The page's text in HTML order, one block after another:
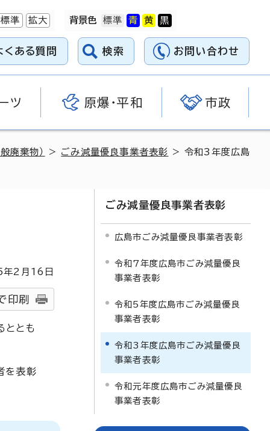
標準 拡大 背景色
くある質問 検索 お問い合わせ
ツ 原爆・平和 市政
廃棄物） > ごみ減量優良事業者表彰 > 令和3年度広島
年2月 16 日
印刷
ととも
を表彰
ごみ減量優良事業者表彰
広島市ごみ減量優良事業者表彰
令和7年度広島市ごみ減量優良
事業者表彰
令和5年度広島市ごみ減量優良
事業者表彰
令和3年度広島市ごみ減量優良
事業者表彰
令和元年度広島市ごみ減量優良
事業者表彰